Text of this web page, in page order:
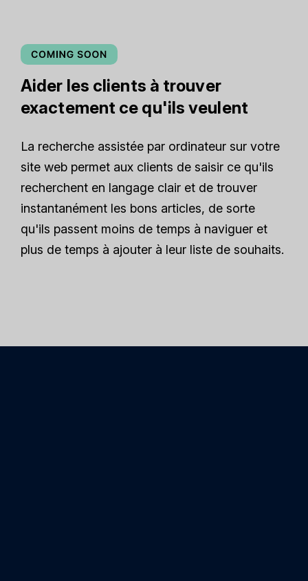
Aider les clients à trouver
exactement ce qu'ils veulent
La recherche assistée par ordinateur sur votre
site web permet aux clients de saisir ce qu'ils
recherchent en langage clair et de trouver
instantanément les bons articles, de sorte
qu'ils passent moins de temps à naviguer et
plus de temps à ajouter à leur liste de souhaits.